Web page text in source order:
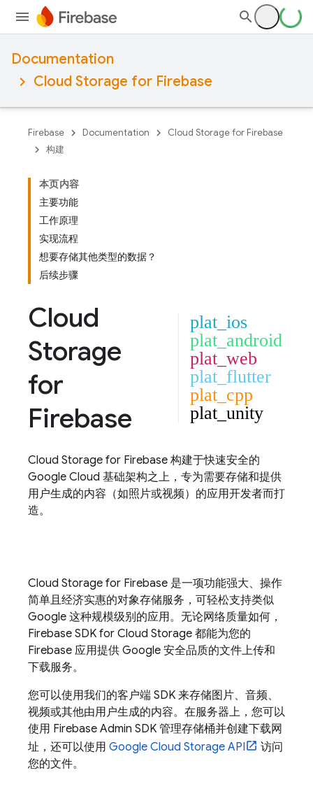
Documentation
Cloud Storage for Firebase
Firebase Documentation
Cloud Storage for Firebase
构建
本页内容
主要功能
工作原理
实现流程
想要存储其他类型的数据？
后续步骤
Cloud
Storage
for
Firebase
plat_ios
plat_android
plat_web
plat_flutter
plat_cpp
plat_unity
Cloud Storage for Firebase 构建于快速安全的
Google Cloud 基础架构之上，专为需要存储和提供
用户生成的内容（如照片或视频）的应用开发者而打
造。
Cloud Storage for Firebase 是一项功能强大、操作
简单且经济实惠的对象存储服务，可轻松支持类似
Google 这种规模级别的应用。无论网络质量如何，
Firebase SDK for Cloud Storage 都能为您的
Firebase 应用提供 Google 安全品质的文件上传和
下载服务。
您可以使用我们的客户端 SDK 来存储图片、音频、
视频或其他由用户生成的内容。在服务器上，您可以
使用 Firebase Admin SDK 管理存储桶并创建下载网
址，还可以使用 Google Cloud Storage API
访问
您的文件。